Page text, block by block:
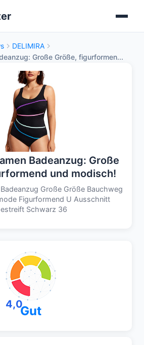
DELIMIRA
Große Größe, figurformen...
Badeanzug: Große
und modisch!
Große Größe Bauchweg
Figurformend U Ausschnitt
Schwarz 36
4,0Gut